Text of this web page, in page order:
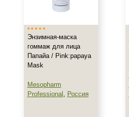
Время применения
Вечер
Лето
Для женщин
Энзимная-маска
гоммаж для лица
Папайа / Pink:papaya
Mask
Mesopharm
Professional , Россия